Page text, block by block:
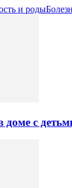
и роды
доме с